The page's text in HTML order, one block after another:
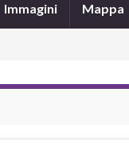
Immagini Mappa